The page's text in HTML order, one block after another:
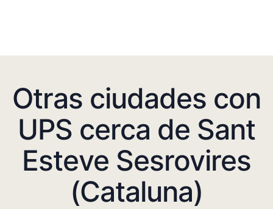
Otras ciudades con
UPS cerca de Sant
Esteve Sesrovires
(Cataluna)